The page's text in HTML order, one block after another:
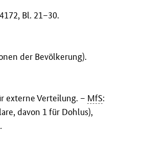
4172, Bl. 21–30.
der Bevölkerung).
externe Verteilung. – MfS:
davon 1 für Dohlus),